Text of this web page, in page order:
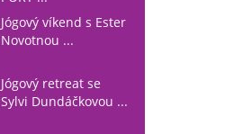
Jógový víkend s Ester
Novotnou ...
Jógový retreat se
Sylvi Dundáčkovou ...